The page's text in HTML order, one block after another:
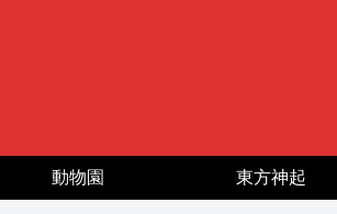
動物園 東方神起